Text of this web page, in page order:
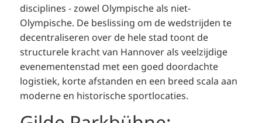
disciplines - zowel Olympische als niet-
Olympische. De beslissing om de wedstrijden te
decentraliseren over de hele stad toont de
structurele kracht van Hannover als veelzijdige
evenementenstad met een goed doordachte
logistiek, korte afstanden en een breed scala aan
moderne en historische sportlocaties.